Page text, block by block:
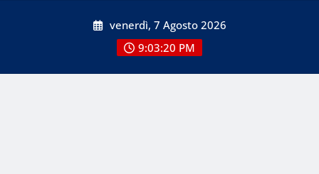
venerdì, 7 Agosto 2026
9:03:20 PM